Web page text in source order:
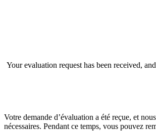
Your evaluation request has been received,
Votre demande d’évaluation a été reçue, et
nécessaires. Pendant ce temps, vous pouvez